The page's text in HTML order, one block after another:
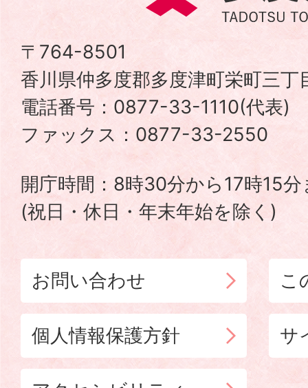
度
町
TADOTSU
TOWN
〒764-8501
香川県仲多度郡多度津町栄町三
電話番号：0877-33-1110(代表)
ファックス：0877-33-2550
開庁時間：8時30分から17時15分
(祝日・休日・年末年始を除く)
お問い合わせ こ
個人情報保護方針 サ